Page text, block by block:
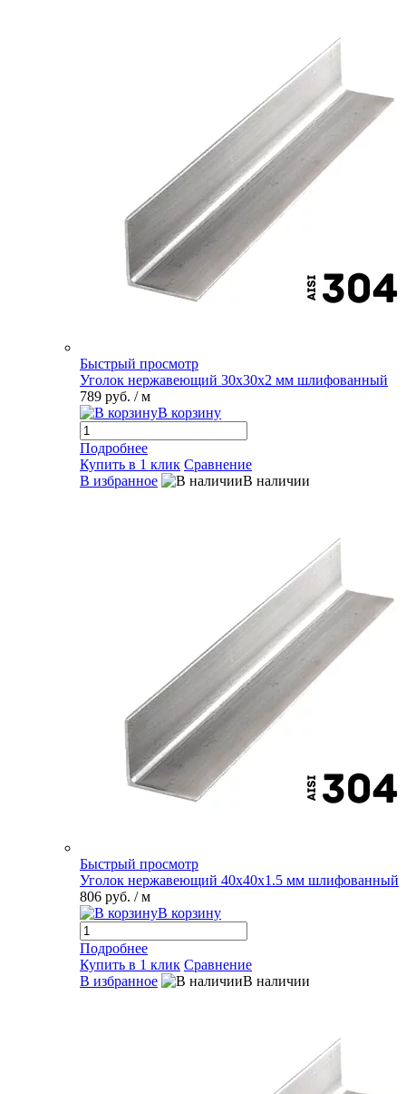
Быстрый просмотр
Уголок нержавеющий 30х30х2 мм шлифованный
789 руб. / м
В корзину
Подробнее
Купить в 1 клик Сравнение
В избранное
В наличии
Быстрый просмотр
Уголок нержавеющий 40х40х1.5 мм шлифованный
806 руб. / м
В корзину
Подробнее
Купить в 1 клик Сравнение
В избранное
В наличии